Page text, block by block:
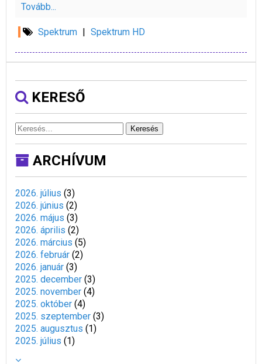
Tovább...
Spektrum | Spektrum HD
KERESŐ
Keresés
ARCHÍVUM
2026. július (3)
2026. június (2)
2026. május (3)
2026. április (2)
2026. március (5)
2026. február (2)
2026. január (3)
2025. december (3)
2025. november (4)
2025. október (4)
2025. szeptember (3)
2025. augusztus (1)
2025. július (1)